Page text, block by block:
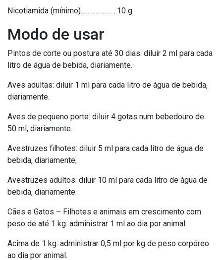
Nicotiamida (mínimo)………………….10 g
Modo de usar
Pintos de corte ou postura até 30 dias: diluir 2 ml para cada
litro de água de bebida, diariamente.
Aves adultas: diluir 1 ml para cada litro de água de bebida,
diariamente.
Aves de pequeno porte: diluir 4 gotas num bebedouro de
50 ml, diariamente.
Avestruzes filhotes: diluir 5 ml para cada litro de água de
bebida, diariamente;
Avestruzes adultos: diluir 10 ml para cada litro de água de
bebida, diariamente.
Cães e Gatos – Filhotes e animais em crescimento com
peso de até 1 kg: administrar 1 ml ao dia por animal.
Acima de 1 kg: administrar 0,5 ml por kg de peso corpóreo
ao dia por animal.